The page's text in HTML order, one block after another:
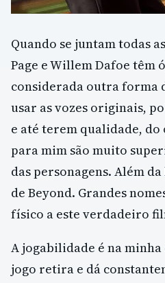
Quando se juntam todas
Page e Willem Dafoe têm
considerada outra forma
usar as vozes originais,
e até terem qualidade, do
para mim são muito
das personagens. Além
de Beyond. Grandes
físico a este verdadeiro
A jogabilidade é na
jogo retira e dá